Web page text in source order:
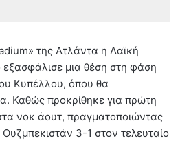
της Ατλάντα η Λαϊκή
μια θέση στη φάση
Κυπέλλου, όπου θα
Καθώς προκρίθηκε για πρώτη
νοκ άουτ, πραγματοποιώντας
3-1 στον τελευταίο